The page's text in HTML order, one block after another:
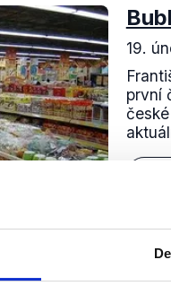
OVĚŘENO
19.
první